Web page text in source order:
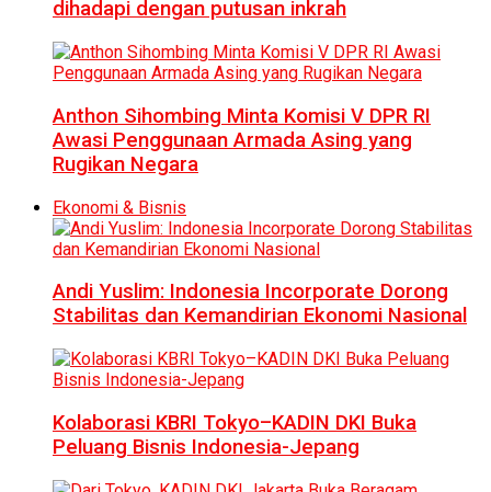
dihadapi dengan putusan inkrah
Anthon Sihombing Minta Komisi V DPR RI
Awasi Penggunaan Armada Asing yang
Rugikan Negara
Ekonomi & Bisnis
Andi Yuslim: Indonesia Incorporate Dorong
Stabilitas dan Kemandirian Ekonomi Nasional
Kolaborasi KBRI Tokyo–KADIN DKI Buka
Peluang Bisnis Indonesia-Jepang